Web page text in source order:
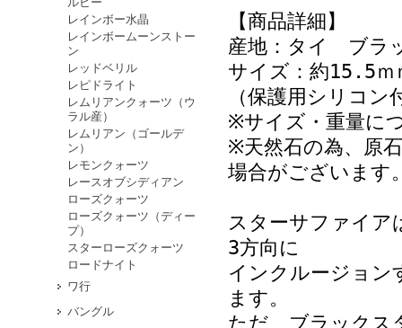
レインボー水晶
レインボームーンストー
ン
レッドベリル
レピドライト
レムリアンクォーツ（ウ
ラル産）
レムリアン（ゴールデ
ン）
レモンクォーツ
レースオブシディアン
ローズクォーツ
ローズクォーツ（ディー
プ）
スターローズクォーツ
ロードナイト
ワ行
バングル
【商品詳細】
産地：タイ ブラ
サイズ：約15.5
（保護用シリコ
※サイズ・重量に
※天然石の為、原
場合がございます
スターサファイア
3方向に
インクルージョン
ます。
ただ、ブラックス